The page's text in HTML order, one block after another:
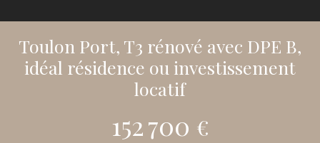
Toulon Port, T3 rénové avec DPE B,
idéal résidence ou investissement
locatif
152 700 €